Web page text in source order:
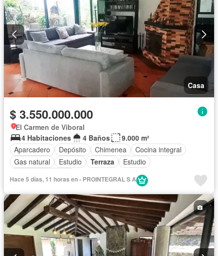
Casa
$ 3.550.000.000
El Carmen de Viboral
4 Habitaciones
4 Baños
9.000 m²
Aparcadero
Depósito Chimenea
Cocina integral
Gas natural
Estudio Terraza
Estudio
Hace 5 días, 11 horas en - PROINTEGRAL S A